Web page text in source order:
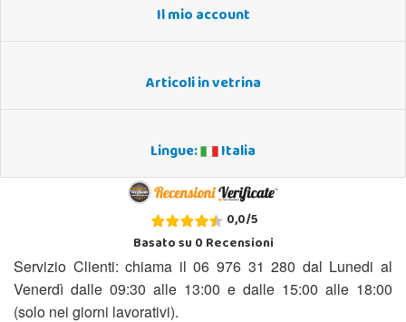
Il mio account
Articoli in vetrina
Lingue: Italia
0,0/5
Basato su0Recensioni
Servizio Clienti: chiama il 06 976 31 280 dal Lunedi al
Venerdì dalle 09:30 alle 13:00 e dalle 15:00 alle 18:00
(solo nei giorni lavorativi).